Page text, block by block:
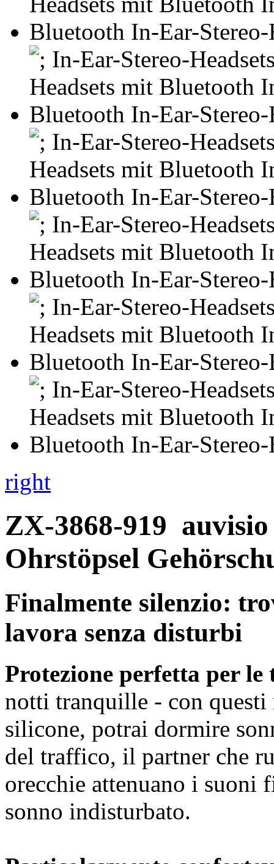
right
ZX-3868-919
Ohrstöpsel
Finalmente silenzio:
lavora senza disturbi
Protezione perfetta per le
notti tranquille - con
silicone, potrai dormire
del traffico, il partner che
orecchie attenuano i suoni
sonno indisturbato.